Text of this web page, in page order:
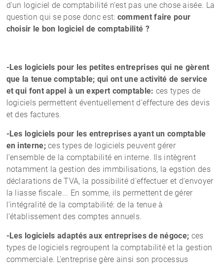
d'un logiciel de comptabilité n'est pas une chose aisée. La
question qui se pose donc est: comment faire pour
choisir le bon logiciel de comptabilité ?
-Les logiciels pour les petites entreprises qui ne gèrent
que la tenue comptable; qui ont une activité de service
et qui font appel à un expert comptable: ces types de
logiciels permettent éventuellement d'effecture des devis
et des factures.
-Les logiciels pour les entreprises ayant un comptable
en interne;ces types de logiciels peuvent gérer
l'ensemble de la comptabilité en interne. Ils intègrent
notamment la gestion des immbilisations, la egstion des
déclarations de TVA, la possibilité d'effectuer et d'envoyer
la liasse fiscale... En somme, ils permettent de gérer
l'intégralité de la comptabilité: de la tenue à
l'établissement des comptes annuels.
-Les logiciels adaptés aux entreprises de négoce; ces
types de logiciels regroupent la comptabilité et la gestion
commerciale. L'entreprise gère ainsi son processus